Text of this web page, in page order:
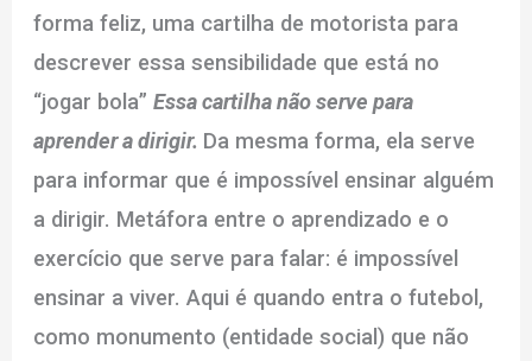
forma feliz, uma cartilha de motorista para
descrever essa sensibilidade que está no
“jogar bola”Essa cartilha não serve para
aprender a dirigir. Da mesma forma, ela serve
para informar que é impossível ensinar alguém
a dirigir. Metáfora entre o aprendizado e o
exercício que serve para falar: é impossível
ensinar a viver. Aqui é quando entra o futebol,
como monumento (entidade social) que não